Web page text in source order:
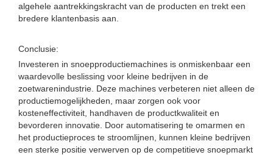
algehele aantrekkingskracht van de producten en trekt een
bredere klantenbasis aan.
Conclusie:
Investeren in snoepproductiemachines is onmiskenbaar een
waardevolle beslissing voor kleine bedrijven in de
zoetwarenindustrie. Deze machines verbeteren niet alleen de
productiemogelijkheden, maar zorgen ook voor
kosteneffectiviteit, handhaven de productkwaliteit en
bevorderen innovatie. Door automatisering te omarmen en
het productieproces te stroomlijnen, kunnen kleine bedrijven
een sterke positie verwerven op de competitieve snoepmarkt